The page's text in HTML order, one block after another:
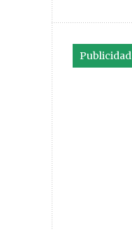
Publicidad